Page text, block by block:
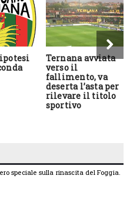
Ternana avviata
verso il
fallimento, va
deserta l’asta per
rilevare il titolo
sportivo
speciale sulla rinascita del Foggia.